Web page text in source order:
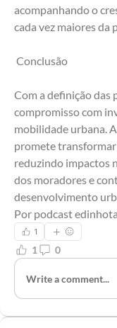
acompanhando o
cada vez maiores da
Conclusão
Com a definição das
compromisso com
mobilidade urbana.
promete
reduzindo impactos
dos moradores e
desenvolvimento
Por podcast
1
1 0
Write a comment...